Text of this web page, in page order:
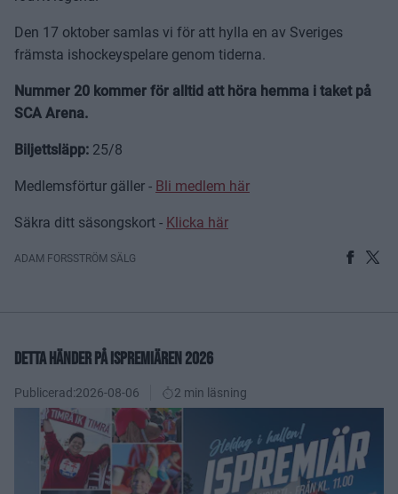
Den 17 oktober samlas vi för att hylla en av Sveriges
främsta ishockeyspelare genom tiderna.
Nummer 20 kommer för alltid att höra hemma i taket på
SCA Arena.
Biljettsläpp: 25/8
Medlemsförtur gäller - Bli medlem här
Säkra ditt säsongskort - Klicka här
ADAM FORSSTRÖM SÄLG
DETTA HÄNDER PÅ ISPREMIÄREN 2026
Publicerad:2026-08-06 2 min läsning